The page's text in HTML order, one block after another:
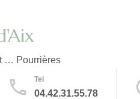
… Pourrières
Tel
04.42.31.55.78